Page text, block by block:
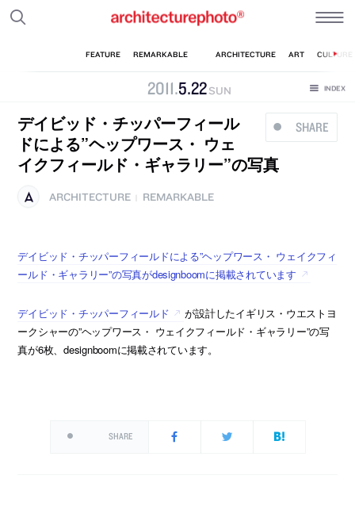
2011.5.22 SUN
SHARE
デイビッド・チッパーフィール
ドによる”ヘップワース・ ウェ
イクフィールド・ギャラリー”の写真
ARCHITECTURE REMARKABLE
デイビッド・チッパーフィールドによる”ヘップワース・ ウェイクフィ
ールド・ギャラリー”の写真がdesignboomに掲載されています
デイビッド・チッパーフィールド
が設計したイギリス・ウエストヨ
ークシャーの”ヘップワース・ ウェイクフィールド・ギャラリー”の写
真が6枚、designboomに掲載されています。
SHARE